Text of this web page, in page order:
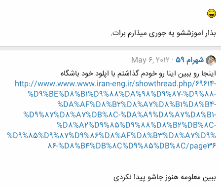
بذار اموزششو یه جوری میذارم برات.
شهرام 59
May 6, 2012
اینجا رو ببین اینا رو خودم گذاشتم با اپلود خود باشگاه
http://www.www.www.iran-eng.ir/showthread.php/69614-
%D9%BE%D8%B1%D9%88%DA%98%D9%87-%D9%88-
%DA%AF%D8%B2%D8%A7%D8%B1%D8%B4-
%D9%87%D8%A7%DB%8C-%DA%A9%D8%A7%D8%B1-
%D8%A2%D9%85%D9%88%D8%B2%DB%8C-
%D9%85%D9%87%D9%86%D8%AF%D8%B3%D8%A7%D9%
86-%D8%B4%DB%8C%D9%85%DB%8C/page36
ببین معلومه هنوز جاشو پیدا نکردی